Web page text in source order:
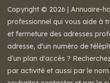
Copyright © 2026 | Annuaire-
professionnel qui vous aide à
et fermeture des adresses
adresse, d'un numéro de
d’un plan d'accès ?
par activité et aussi par le